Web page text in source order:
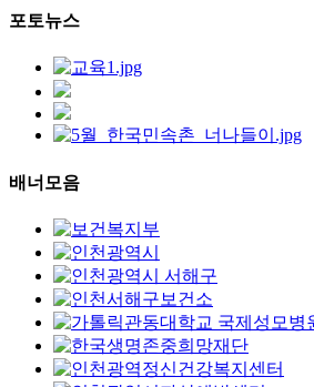
포토뉴스
배너모음